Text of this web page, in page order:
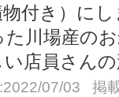
付き）に
た川場産の
店員さん
:2022/07/03 掲